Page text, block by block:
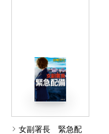
女副署長 緊急配